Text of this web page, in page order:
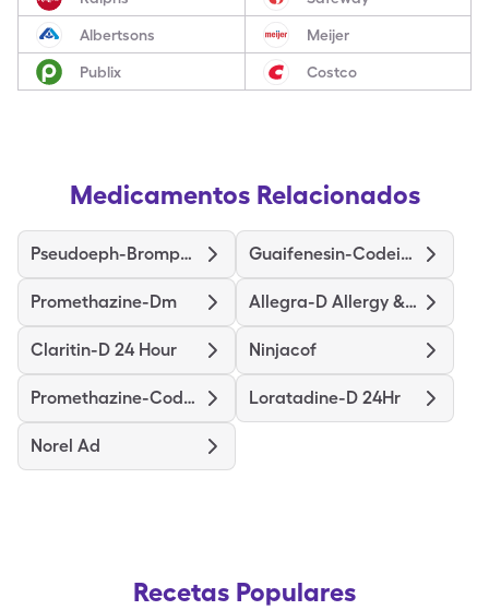
Albertsons Meijer
Publix Costco
Medicamentos Relacionados
Pseudoeph-Bromphen-Dm Guaifenesin-Codeine
Promethazine-Dm Allegra-D Allergy & Congestion
Claritin-D 24 Hour Ninjacof
Promethazine-Codeine Loratadine-D 24Hr
Norel Ad
Recetas Populares